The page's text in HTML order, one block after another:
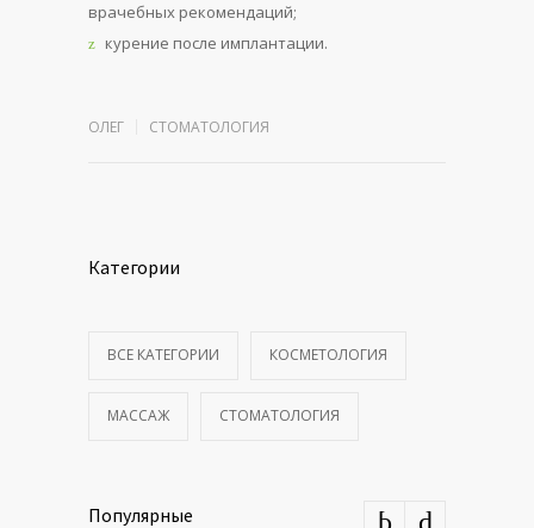
врачебных рекомендаций;
курение после имплантации.
ОЛЕГ СТОМАТОЛОГИЯ
Категории
ВСЕ КАТЕГОРИИ КОСМЕТОЛОГИЯ
МАССАЖ СТОМАТОЛОГИЯ
Популярные